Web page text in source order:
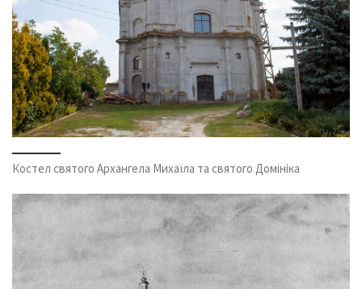
Костел святого Архангела Михаїла та святого Домініка